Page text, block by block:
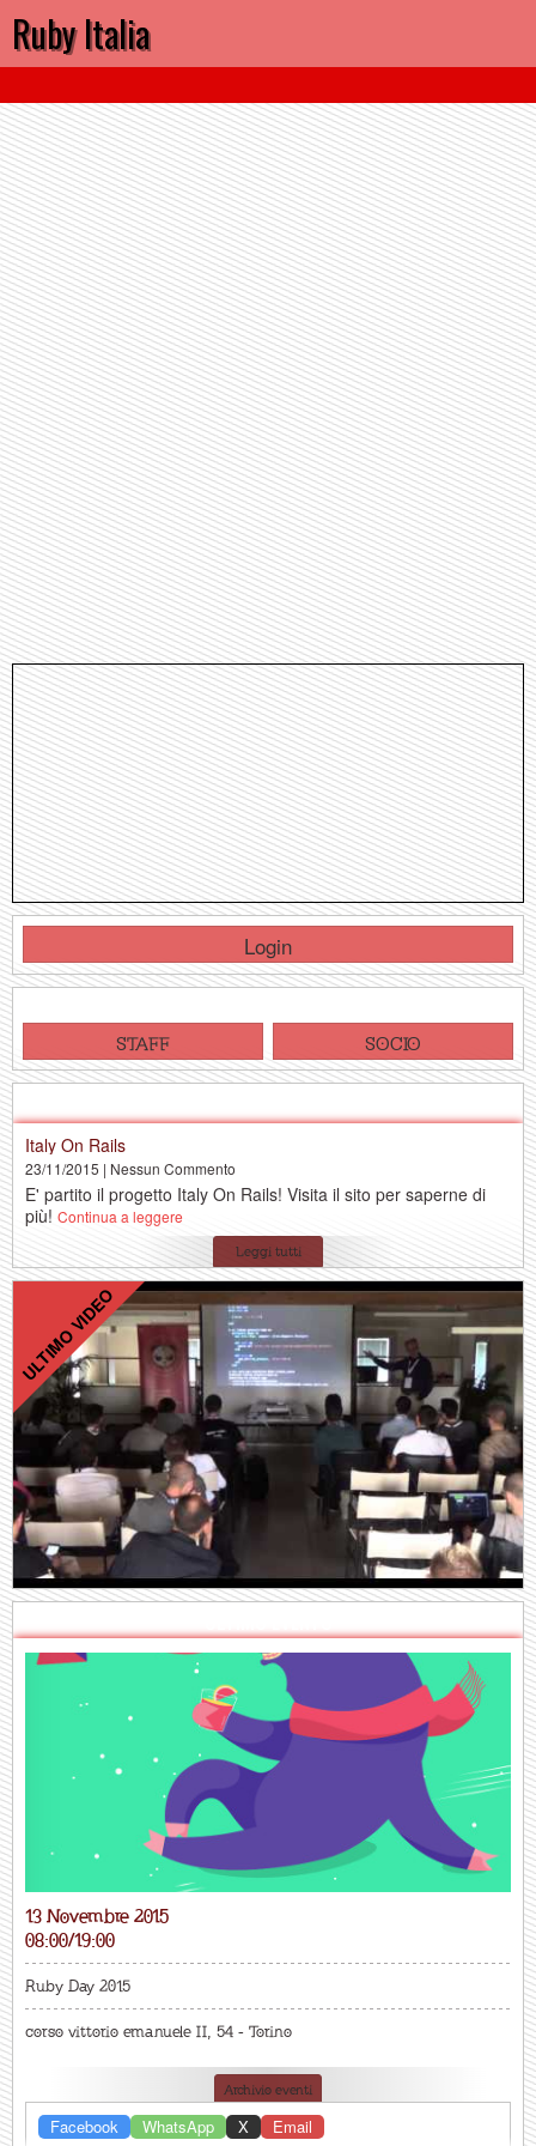
Ruby Italia
Login
STAFF SOCIO
Italy On Rails
23/11/2015 | Nessun Commento
E' partito il progetto Italy On Rails! Visita il sito per saperne di
più! Continua a leggere
Leggi tutti
ULTIMO VIDEO
13 Novembre 2015
08:00/19:00
Ruby Day 2015
corso vittorio emanuele II, 54 - Torino
Archivio eventi
Facebook WhatsApp X Email